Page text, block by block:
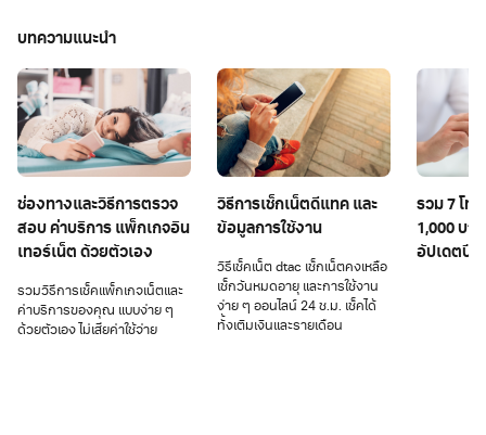
บทความแนะนำ
ช่องทางและวิธีการตรวจ
สอบ ค่าบริการ แพ็กเกจอิน
เทอร์เน็ต ด้วยตัวเอง
รวมวิธีการเช็คแพ็กเกจเน็ตและ
ค่าบริการของคุณ แบบง่าย ๆ
ด้วยตัวเอง ไม่เสียค่าใช้จ่าย
วิธีการเช็กเน็ตดีแทค และ
ข้อมูลการใช้งาน
วิธีเช็คเน็ต dtac เช็กเน็ตคงเหลือ
เช็กวันหมดอายุ และการใช้งาน
ง่าย ๆ ออนไลน์ 24 ช.ม. เช็คได้
ทั้งเติมเงินและรายเดือน
รวม 7 โท
1,000 บา
อัปเดตปี